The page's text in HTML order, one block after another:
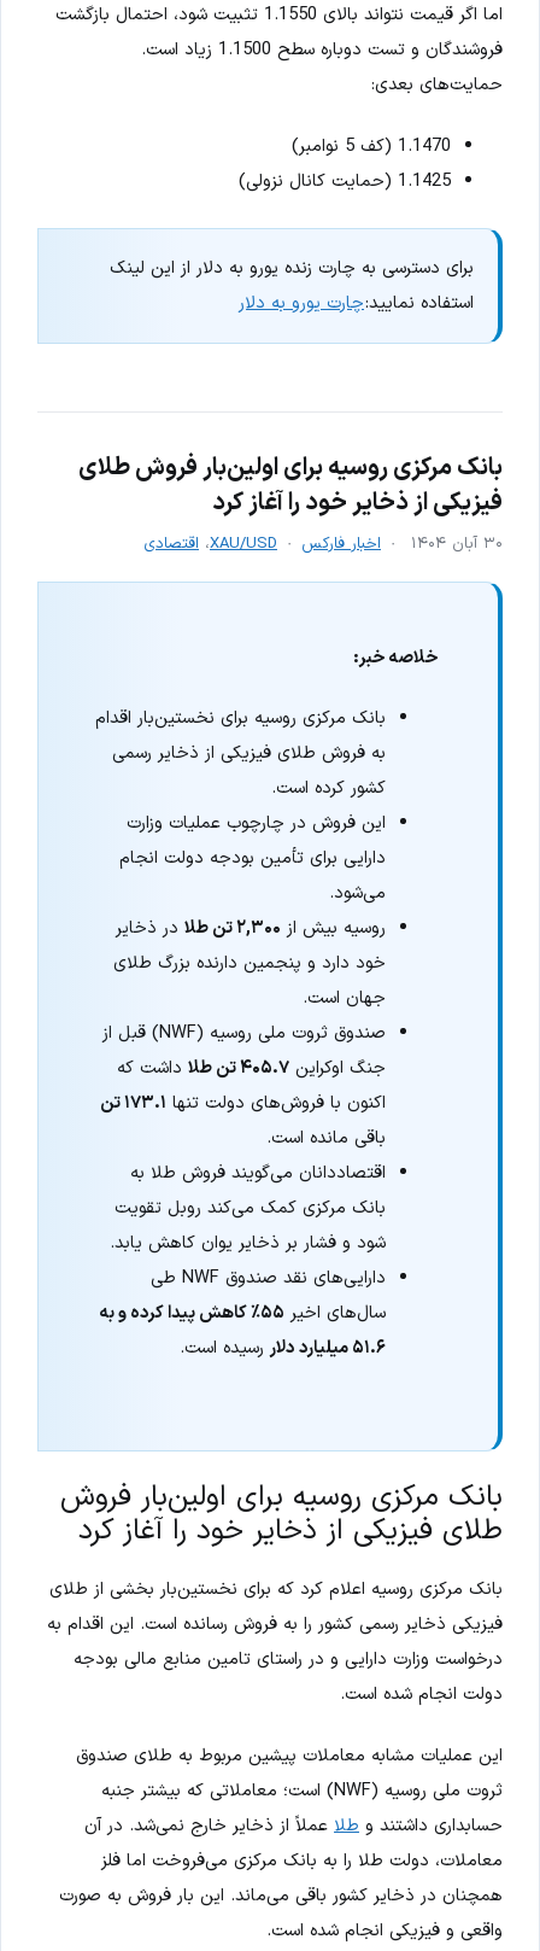
اما اگر قیمت نتواند بالای 1.1550 تثبیت شود، احتمال بازگشت
فروشندگان و تست دوباره سطح 1.1500 زیاد است.
حمایت‌های بعدی:
1.1470 (کف 5 نوامبر)
1.1425 (حمایت کانال نزولی)
برای دسترسی به چارت زنده یورو به دلار از این لینک
استفاده نمایید:چارت یورو به دلار
بانک مرکزی روسیه برای اولین‌بار فروش طلای
فیزیکی از ذخایر خود را آغاز کرد
۳۰ آبان ۱۴۰۴ اخبار فارکس XAU/USD، اقتصادی
خلاصه خبر:
بانک مرکزی روسیه برای نخستین‌بار اقدام
به فروش طلای فیزیکی از ذخایر رسمی
کشور کرده است.
این فروش در چارچوب عملیات وزارت
دارایی برای تأمین بودجه دولت انجام
می‌شود.
روسیه بیش از ۲,۳۰۰ تن طلا
در ذخایر
خود دارد و پنجمین دارنده بزرگ طلای
جهان است.
صندوق ثروت ملی روسیه (NWF) قبل از
جنگ اوکراین۴۰۵.۷ تن طلا
داشت که
اکنون با فروش‌های دولت تنها ۱۷۳.۱ تن
باقی مانده است.
اقتصاددانان می‌گویند فروش طلا به
بانک مرکزی کمک می‌کند روبل تقویت
شود و فشار بر ذخایر یوان کاهش یابد.
دارایی‌های نقد صندوق NWF طی
سال‌های اخیر
۵۵٪ کاهش پیدا کرده و به
۵۱.۶ میلیارد دلار
رسیده است.
بانک مرکزی روسیه برای اولین‌بار فروش
طلای فیزیکی از ذخایر خود را آغاز کرد
بانک مرکزی روسیه اعلام کرد که برای نخستین‌بار بخشی از طلای
فیزیکی ذخایر رسمی کشور را به فروش رسانده است. این اقدام به
درخواست وزارت دارایی و در راستای تامین منابع مالی بودجه
دولت انجام شده است.
این عملیات مشابه معاملات پیشین مربوط به طلای صندوق
ثروت ملی روسیه (NWF) است؛ معاملاتی که بیشتر جنبه
حسابداری داشتند و طلا عملاً از ذخایر خارج نمی‌شد. در آن
معاملات، دولت طلا را به بانک مرکزی می‌فروخت اما فلز
همچنان در ذخایر کشور باقی می‌ماند. این بار فروش به صورت
واقعی و فیزیکی انجام شده است.